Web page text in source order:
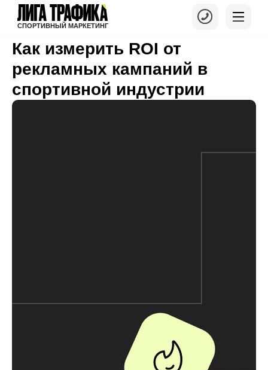
СПОРТИВНЫЙ МАРКЕТИНГ
Как измерить ROI от
рекламных кампаний в
спортивной индустрии